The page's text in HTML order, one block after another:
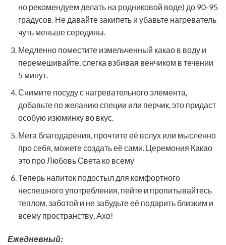
но рекомендуем делать на родниковой воде) до 90-95
градусов. Не давайте закипеть и убавьте нагреватель
чуть меньше середины.
Медленно поместите измельченный какао в воду и
перемешивайте, слегка взбивая венчиком в течении
5 минут.
Снимите посуду с нагревательного элемента,
добавьте по желанию специи или перчик, это придаст
особую изюминку во вкус.
Мета благодарения, прочтите её вслух или мысленно
про себя, можете создать её сами. Церемония Какао
это про Любовь Света ко всему
Теперь напиток подостыл для комфортного
неспешного употребления, пейте и пропитывайтесь
теплом, заботой и не забудьте её подарить близким и
всему пространству, Ахо!
Ежедневный: